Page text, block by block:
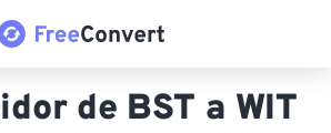
de BST a WIT